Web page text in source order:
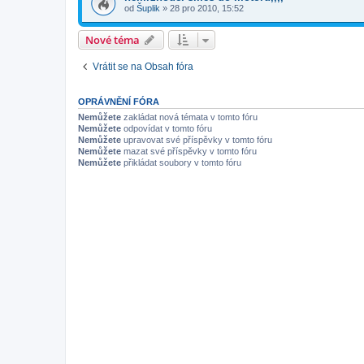
od Šuplik » 28 pro 2010, 15:52
Nové téma
Vrátit se na Obsah fóra
OPRÁVNĚNÍ FÓRA
Nemůžete zakládat nová témata v tomto fóru
Nemůžete odpovídat v tomto fóru
Nemůžete upravovat své příspěvky v tomto fóru
Nemůžete mazat své příspěvky v tomto fóru
Nemůžete přikládat soubory v tomto fóru